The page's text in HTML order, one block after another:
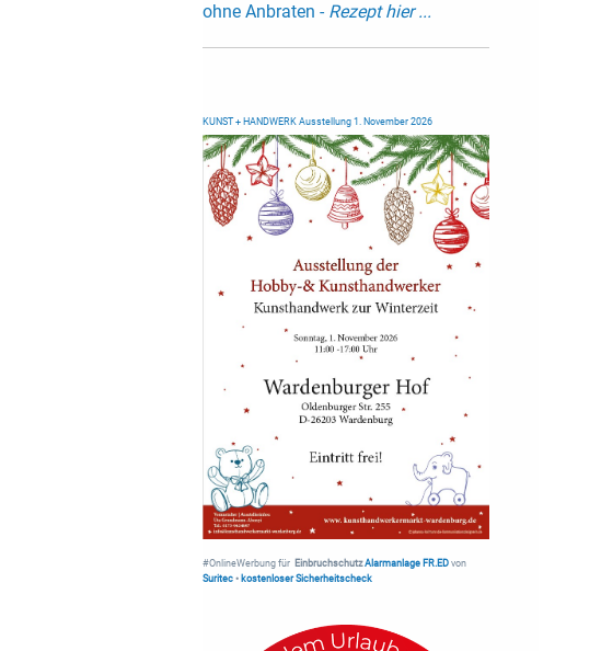
ohne Anbraten - Rezept hier ...
KUNST + HANDWERK Ausstellung 1. November 2026
#OnlineWerbung für Einbruchschutz Alarmanlage FR.ED von
Suritec• kostenloser Sicherheitscheck